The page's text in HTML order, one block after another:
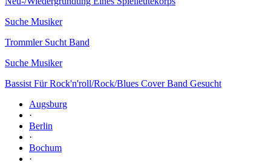
Suche Musiker
Trommler Sucht Band
Suche Musiker
Bassist Für Rock'n'roll/Rock/Blues Cover Band Gesucht
Augsburg
·
Berlin
·
Bochum
·